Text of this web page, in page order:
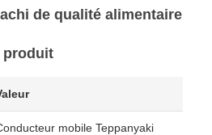
de qualité alimentaire
produit
mobile Teppanyaki